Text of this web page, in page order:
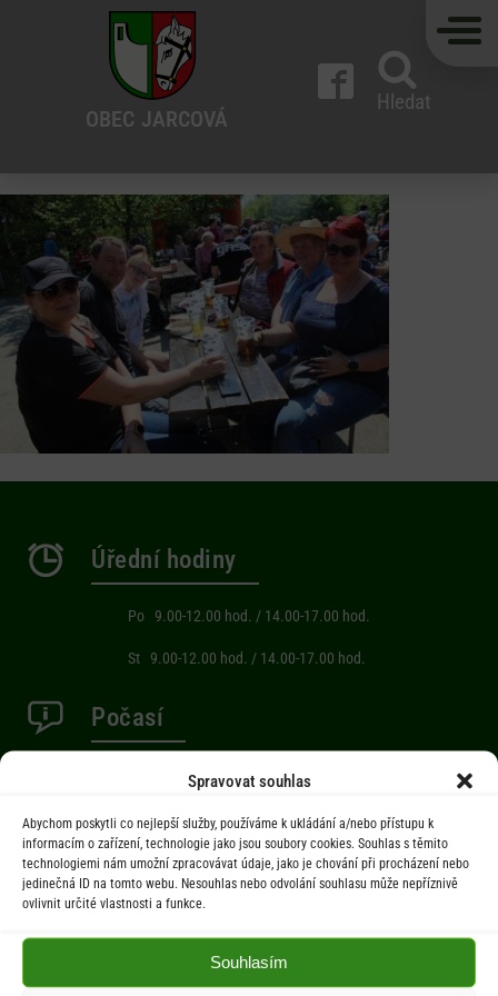
Spravovat souhlas
Abychom poskytli co nejlepší služby, používáme k ukládání a/nebo přístupu k
informacím o zařízení, technologie jako jsou soubory cookies. Souhlas s těmito
technologiemi nám umožní zpracovávat údaje, jako je chování při procházení nebo
jedinečná ID na tomto webu. Nesouhlas nebo odvolání souhlasu může nepříznivě
ovlivnit určité vlastnosti a funkce.
Souhlasím
OBEC JARCOVÁ
Hledat
Úřední hodiny
Po 9.00-12.00 hod. / 14.00-17.00 hod.
St 9.00-12.00 hod. / 14.00-17.00 hod.
Počasí
Aktuální informace o počasí z meteostanice (Brňov) vzdálené 2km od
Menu
Úřední deska